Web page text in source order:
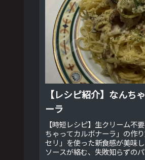
【レシピ紹介】なんち
ーラ
【時短レシピ】生クリーム不
ちゃってカルボナーラ」の作
セリ」を使った新食感が美味
ソースが絡む、失敗知らずの